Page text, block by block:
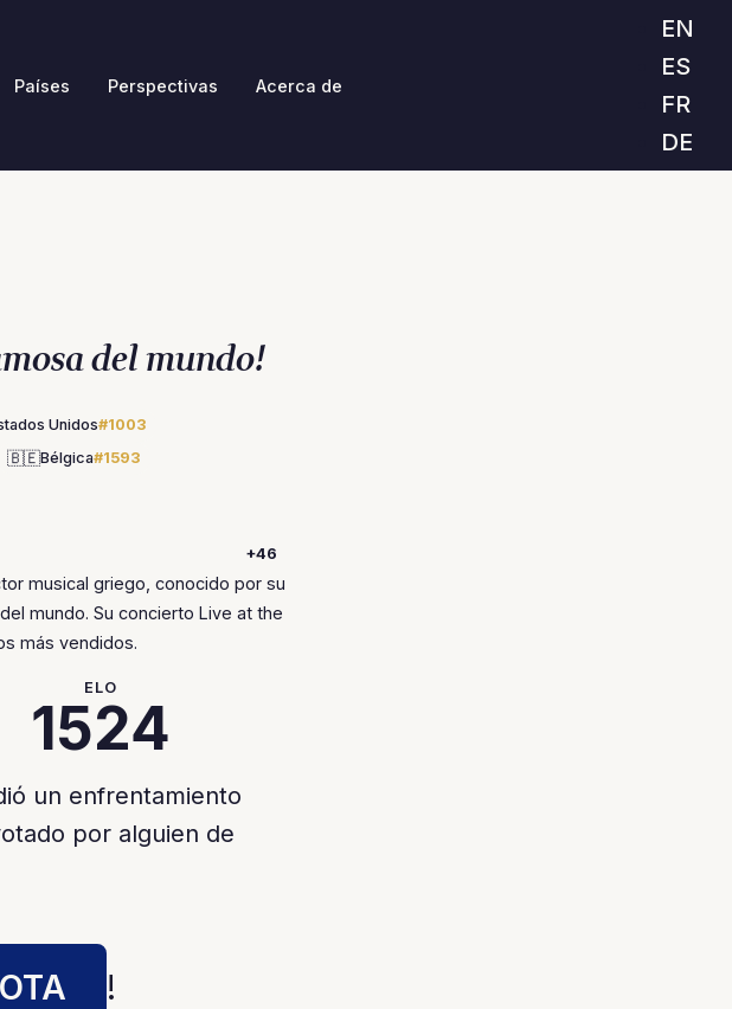
Países Perspectivas Acerca de
EN
ES
FR
DE
del mundo!
Unidos#1003
🇧🇪Bélgica#1593
+46
musical griego, conocido por su
mundo. Su concierto Live at the
más vendidos.
ELO
1524
un enfrentamiento
por alguien de
!